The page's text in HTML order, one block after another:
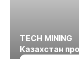
TECH MINING
Казахстан